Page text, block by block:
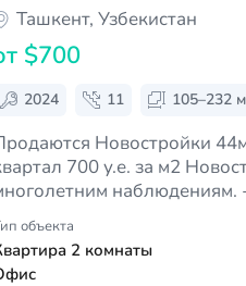
Ташкент, Узбекистан
$700
2024 11 105–232
Новостройки
700 у.е. за м2 Новостройка на Розе ветров, в данном месте по
наблюдениям. - Продуманная парковка: 1- наземная; 2-
подземная - 2 лифта (грузовой; пассажирский) - Просторные
4…
объекта
2 комнаты